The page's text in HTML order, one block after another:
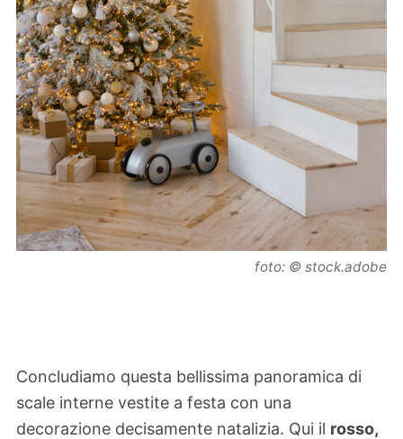
foto: © stock.adobe
Concludiamo questa bellissima panoramica di
scale interne vestite a festa con una
decorazione decisamente natalizia. Qui il rosso,